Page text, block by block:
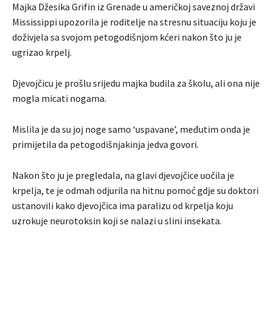
Majka Džesika Grifin iz Grenade u američkoj saveznoj državi
Mississippi upozorila je roditelje na stresnu situaciju koju je
doživjela sa svojom petogodišnjom kćeri nakon što ju je
ugrizao krpelj.
Djevojčicu je prošlu srijedu majka budila za školu, ali ona nije
mogla micati nogama.
Mislila je da su joj noge samo ‘uspavane’, međutim onda je
primijetila da petogodišnjakinja jedva govori.
Nakon što ju je pregledala, na glavi djevojčice uočila je
krpelja, te je odmah odjurila na hitnu pomoć gdje su doktori
ustanovili kako djevojčica ima paralizu od krpelja koju
uzrokuje neurotoksin koji se nalazi u slini insekata.